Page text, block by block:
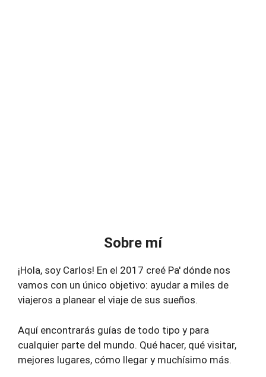
Sobre mí
¡Hola, soy Carlos! En el 2017 creé Pa' dónde nos
vamos con un único objetivo: ayudar a miles de
viajeros a planear el viaje de sus sueños.
Aquí encontrarás guías de todo tipo y para
cualquier parte del mundo. Qué hacer, qué visitar,
mejores lugares, cómo llegar y muchísimo más.